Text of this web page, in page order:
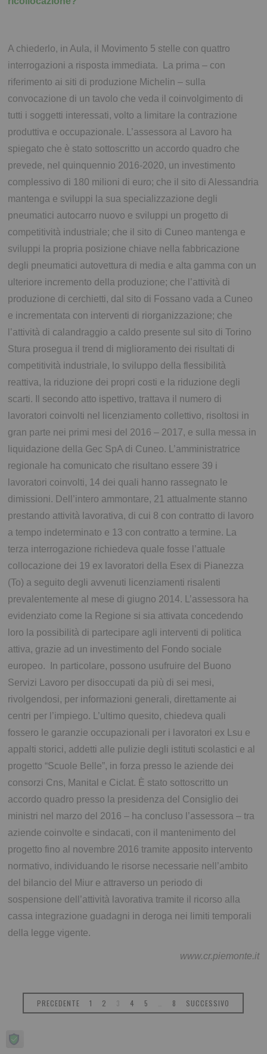
A chiederlo, in Aula, il Movimento 5 stelle con quattro
interrogazioni a risposta immediata. La prima – con
riferimento ai siti di produzione Michelin – sulla
convocazione di un tavolo che veda il coinvolgimento di
tutti i soggetti interessati, volto a limitare la contrazione
produttiva e occupazionale. L’assessora al Lavoro ha
spiegato che è stato sottoscritto un accordo quadro che
prevede, nel quinquennio 2016-2020, un investimento
complessivo di 180 milioni di euro; che il sito di Alessandria
mantenga e sviluppi la sua specializzazione degli
pneumatici autocarro nuovo e sviluppi un progetto di
competitività industriale; che il sito di Cuneo mantenga e
sviluppi la propria posizione chiave nella fabbricazione
degli pneumatici autovettura di media e alta gamma con un
ulteriore incremento della produzione; che l’attività di
produzione di cerchietti, dal sito di Fossano vada a Cuneo
e incrementata con interventi di riorganizzazione; che
l’attività di calandraggio a caldo presente sul sito di Torino
Stura prosegua il trend di miglioramento dei risultati di
competitività industriale, lo sviluppo della flessibilità
reattiva, la riduzione dei propri costi e la riduzione degli
scarti. Il secondo atto ispettivo, trattava il numero di
lavoratori coinvolti nel licenziamento collettivo, risoltosi in
gran parte nei primi mesi del 2016 – 2017, e sulla messa in
liquidazione della Gec SpA di Cuneo. L’amministratrice
regionale ha comunicato che risultano essere 39 i
lavoratori coinvolti, 14 dei quali hanno rassegnato le
dimissioni. Dell’intero ammontare, 21 attualmente stanno
prestando attività lavorativa, di cui 8 con contratto di lavoro
a tempo indeterminato e 13 con contratto a termine. La
terza interrogazione richiedeva quale fosse l’attuale
collocazione dei 19 ex lavoratori della Esex di Pianezza
(To) a seguito degli avvenuti licenziamenti risalenti
prevalentemente al mese di giugno 2014. L’assessora ha
evidenziato come la Regione si sia attivata concedendo
loro la possibilità di partecipare agli interventi di politica
attiva, grazie ad un investimento del Fondo sociale
europeo. In particolare, possono usufruire del Buono
Servizi Lavoro per disoccupati da più di sei mesi,
rivolgendosi, per informazioni generali, direttamente ai
centri per l’impiego. L’ultimo quesito, chiedeva quali
fossero le garanzie occupazionali per i lavoratori ex Lsu e
appalti storici, addetti alle pulizie degli istituti scolastici e al
progetto “Scuole Belle”, in forza presso le aziende dei
consorzi Cns, Manital e Ciclat. È stato sottoscritto un
accordo quadro presso la presidenza del Consiglio dei
ministri nel marzo del 2016 – ha concluso l’assessora – tra
aziende coinvolte e sindacati, con il mantenimento del
progetto fino al novembre 2016 tramite apposito intervento
normativo, individuando le risorse necessarie nell’ambito
del bilancio del Miur e attraverso un periodo di
sospensione dell’attività lavorativa tramite il ricorso alla
cassa integrazione guadagni in deroga nei limiti temporali
della legge vigente.
www.cr.piemonte.it
PRECEDENTE 1 2 3 4 5 8 SUCCESSIVO